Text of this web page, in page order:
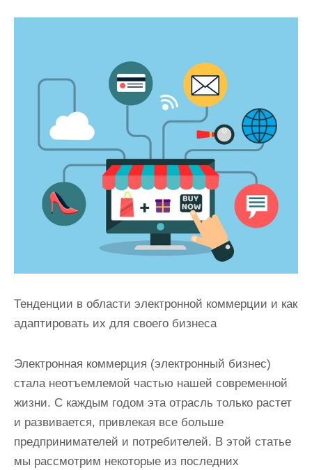
Тенденции в области электронной коммерции и как
адаптировать их для своего бизнеса
Электронная коммерция (электронный бизнес)
стала неотъемлемой частью нашей современной
жизни. С каждым годом эта отрасль только растет
и развивается, привлекая все больше
предпринимателей и потребителей. В этой статье
мы рассмотрим некоторые из последних